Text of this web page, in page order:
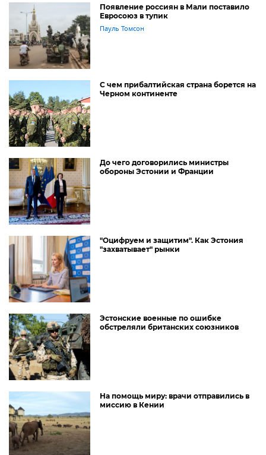
Появление россиян в Мали поставило
Евросоюз в тупик
Пауль Томсон
С чем прибалтийская страна борется на
Черном континенте
До чего договорились министры
обороны Эстонии и Франции
"Оцифруем и защитим". Как Эстония
"захватывает" рынки
Эстонские военные по ошибке
обстреляли британских союзников
На помощь миру: врачи отправились в
миссию в Кении